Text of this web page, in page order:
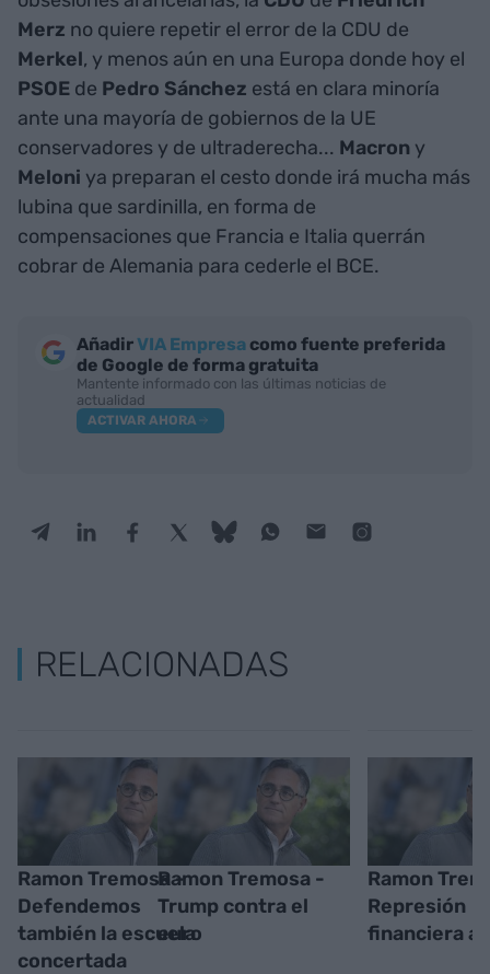
Merz no quiere repetir el error de la CDU de
Merkel, y menos aún en una Europa donde hoy el
PSOE de Pedro Sánchez está en clara minoría
ante una mayoría de gobiernos de la UE
conservadores y de ultraderecha... Macron y
Meloni ya preparan el cesto donde irá mucha más
lubina que sardinilla, en forma de
compensaciones que Francia e Italia querrán
cobrar de Alemania para cederle el BCE.
AñadirVIA Empresa como fuente preferida
de Google de forma gratuita
Mantente informado con las últimas noticias de
actualidad
ACTIVAR AHORA
RELACIONADAS
Ramon Tremosa -
Defendemos
también la escuela
concertada
Ramon Tremosa -
Trump contra el
euro
Ramon
Represión
financiera a